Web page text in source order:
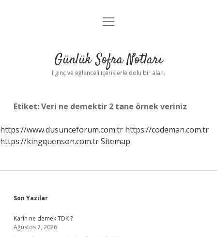
Anasayfa
Yasal Uyarı
menüyü
Günlük Sofra Notları
İlginç ve eğlenceli içeriklerle dolu bir alan.
Etiket:Veri ne demektir 2 tane örnek veriniz
https://www.dusunceforum.com.tr https://codeman.com.tr
https://kingquenson.com.trSitemap
Sidebar
Son Yazılar
Karîn ne demek TDK ?
Ağustos 7, 2026